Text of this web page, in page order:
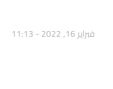
فبراير 16, 2022 - 11:13